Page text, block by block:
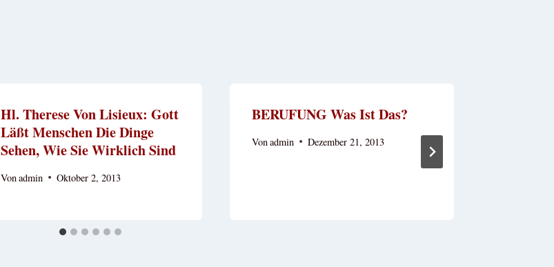
Hl. Therese Von Lisieux: Gott
Läßt Menschen Die Dinge
Sehen, Wie Sie Wirklich Sind
Vonadmin Oktober 2, 2013
BERUFUNG Was Ist Das?
Vonadmin Dezember 21, 2013